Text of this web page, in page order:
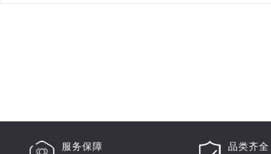
服务保障 品类齐全